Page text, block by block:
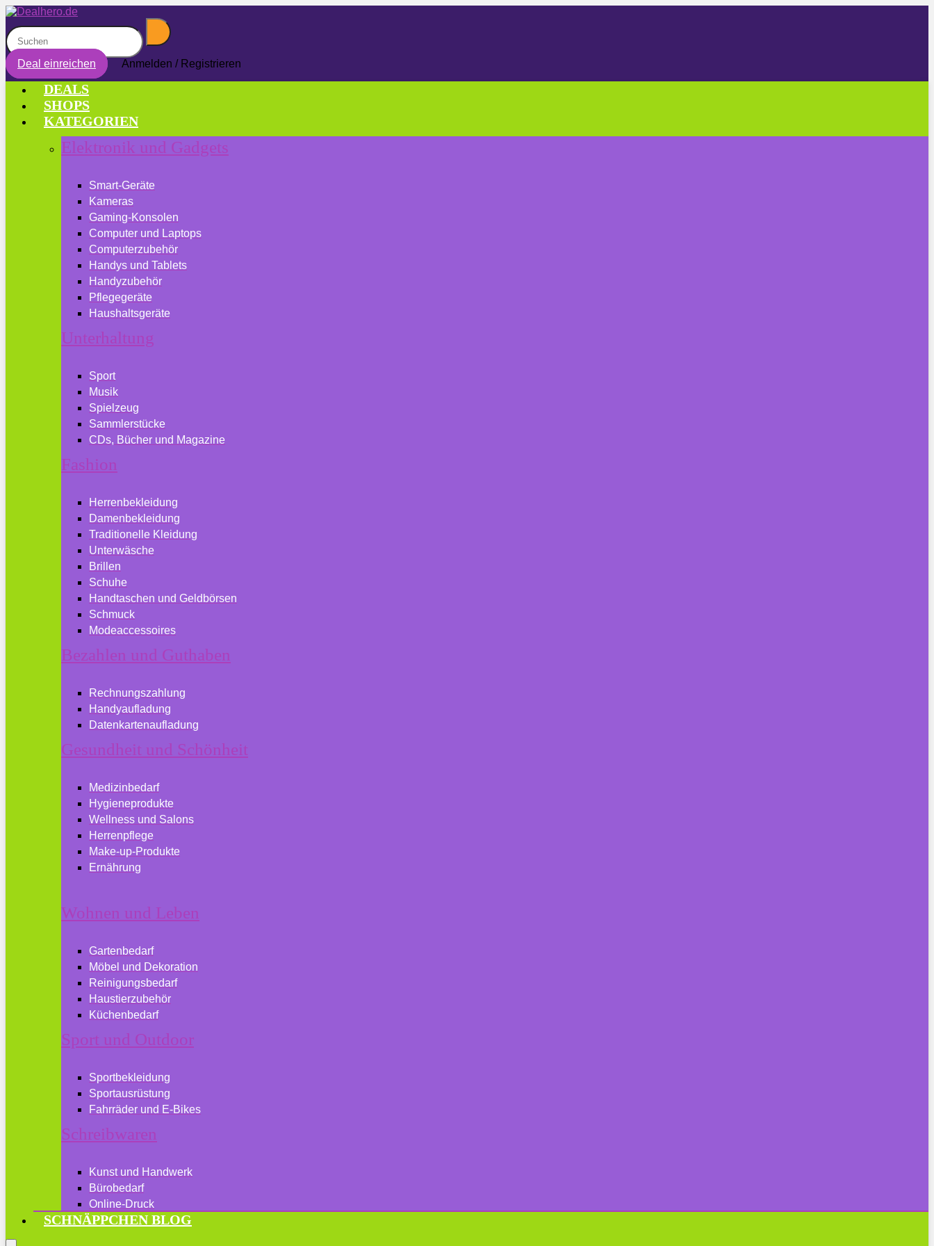
Deal einreichen Anmelden / Registrieren
DEALS
SHOPS
KATEGORIEN
Elektronik und Gadgets
Smart-Geräte
Kameras
Gaming-Konsolen
Computer und Laptops
Computerzubehör
Handys und Tablets
Handyzubehör
Pflegegeräte
Haushaltsgeräte
Unterhaltung
Sport
Musik
Spielzeug
Sammlerstücke
CDs, Bücher und Magazine
Fashion
Herrenbekleidung
Damenbekleidung
Traditionelle Kleidung
Unterwäsche
Brillen
Schuhe
Handtaschen und Geldbörsen
Schmuck
Modeaccessoires
Bezahlen und Guthaben
Rechnungszahlung
Handyaufladung
Datenkartenaufladung
Gesundheit und Schönheit
Medizinbedarf
Hygieneprodukte
Wellness und Salons
Herrenpflege
Make-up-Produkte
Ernährung
Wohnen und Leben
Gartenbedarf
Möbel und Dekoration
Reinigungsbedarf
Haustierzubehör
Küchenbedarf
Sport und Outdoor
Sportbekleidung
Sportausrüstung
Fahrräder und E-Bikes
Schreibwaren
Kunst und Handwerk
Bürobedarf
Online-Druck
SCHNÄPPCHEN BLOG